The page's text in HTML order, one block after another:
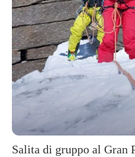
Salita di gruppo al Gran